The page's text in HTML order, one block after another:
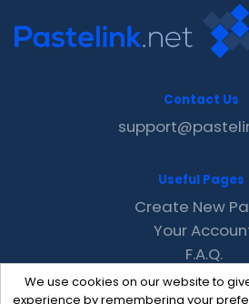
We use cookies on our website to
experience by remembering your
Contact Us
Useful Pages
Create New
Your
F.A.Q.
Recent